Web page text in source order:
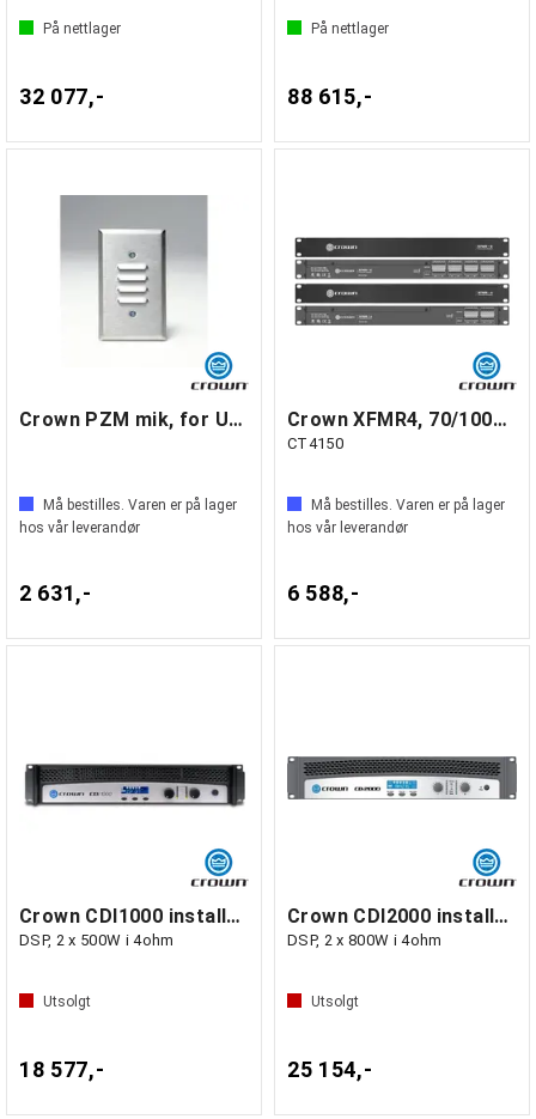
På nettlager
32 077,-
På nettlager
88 615,-
Crown PZM mik, for US el boks, hvit
Må bestilles. Varen er på lager
hos vår leverandør
2 631,-
Crown XFMR4, 70/100V modul for CT475 og
CT4150
Må bestilles. Varen er på lager
hos vår leverandør
6 588,-
Crown CDI1000 installasjonsforst. m/
DSP, 2 x 500W i 4ohm
Utsolgt
18 577,-
Crown CDI2000 installasjonsforst. m/
DSP, 2 x 800W i 4ohm
Utsolgt
25 154,-